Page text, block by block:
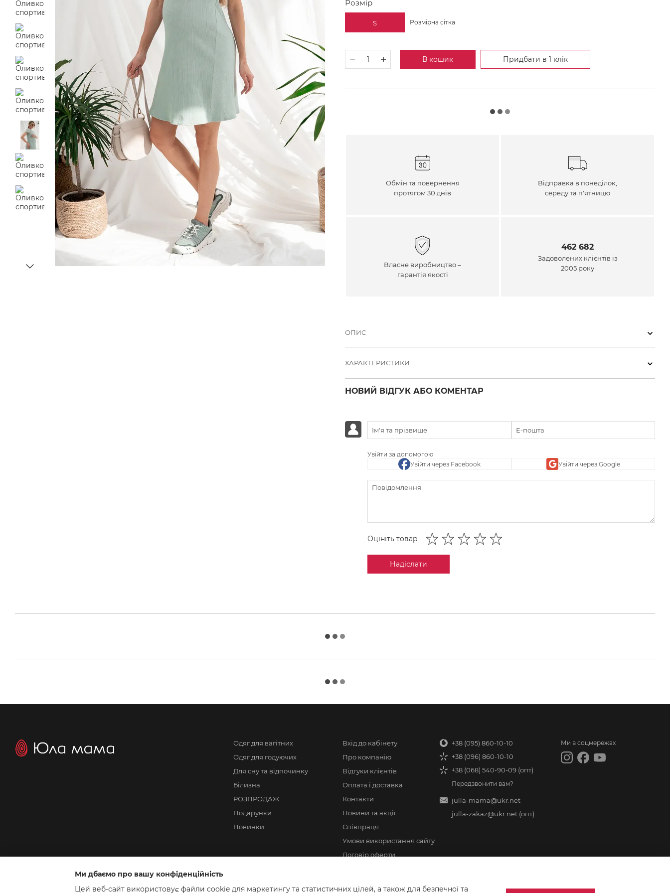
Розмір
S Розмірна сітка
В кошик Придбати в 1 клік
Обмін та повернення
протягом 30 днів
Відправка в понеділок,
середу та п'ятницю
Власне виробництво –
гарантія якості
462 682
Задоволених клієнтів із
2005 року
ОПИС
ХАРАКТЕРИСТИКИ
НОВИЙ ВІДГУК АБО КОМЕНТАР
Увійти за допомогою
Увійти через Facebook
Увійти через Google
Оцініть товар
Надіслати
Інтернет-магазин створений з Хорошоп
Одяг для вагітних
Одяг для годуючих
Для сну та відпочинку
Білизна
РОЗПРОДАЖ
Подарунки
Новинки
Вхід до кабінету
Про компанію
Відгуки клієнтів
Оплата і доставка
Контакти
Новини та акції
Співпраця
Умови використання сайту
Договір оферти
+38 (095) 860-10-10
+38 (096) 860-10-10
+38 (068) 540-90-09 (опт)
Передзвонити вам?
julla-mama@ukr.net
julla-zakaz@ukr.net (опт)
Ми в соцмережах
Ми дбаємо про вашу конфіденційність
Цей веб-сайт використовує файли cookie для маркетингу та статистичних цілей, а також для безпечної та